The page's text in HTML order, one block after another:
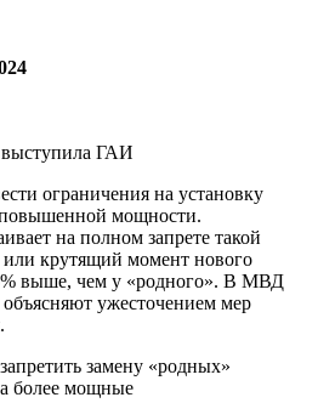
ГАИ
ограничения на установку
мощности.
на полном запрете такой
или крутящий момент нового
выше, чем у «родного». В МВД
ужесточением мер